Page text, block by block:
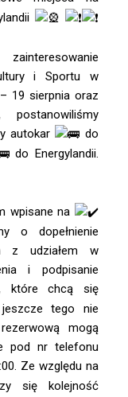
i Sportu w
19 sierpnia oraz
autokar
do
do Energylandii.
wpisane na
o dopełnienie
z udziałem w
i podpisanie
które chcą się
tego nie
mogą
pod nr telefonu
Ze względu na
się kolejność